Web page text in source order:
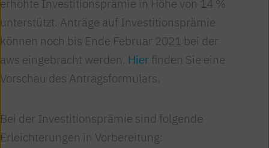
erhöhte Investitionsprämie in Höhe von 14 %
unterstützt. Anträge auf Investitionsprämie
können noch bis Ende Februar 2021 bei der
aws eingebracht werden. Hier finden Sie eine
Vorschau des Antragsformulars.
Bei der Investitionsprämie sind folgende
Erleichterungen in Vorbereitung: